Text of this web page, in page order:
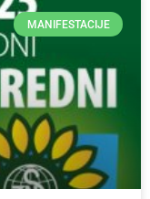
MANIFESTACIJE